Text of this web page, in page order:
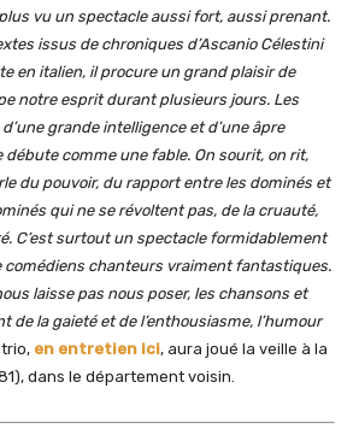
vu un spectacle aussi fort, aussi prenant.
issus de chroniques d’Ascanio Célestini
en italien, il procure un grand plaisir de
notre esprit durant plusieurs jours. Les
grande intelligence et d’une âpre
débute comme une fable. On sourit, on rit,
du pouvoir, du rapport entre les dominés et
qui ne se révoltent pas, de la cruauté,
C’est surtout un spectacle formidablement
comédiens chanteurs vraiment fantastiques.
laisse pas nous poser, les chansons et
de la gaieté et de l’enthousiasme, l’humour
en entretien ici, aura joué la veille à la
dans le département voisin.